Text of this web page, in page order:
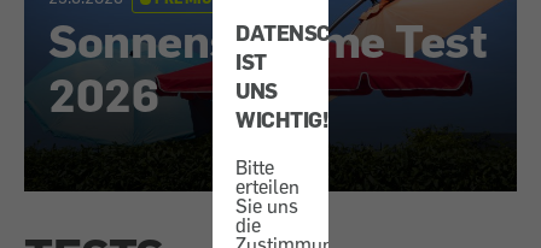
DATENSCHUTZ
IST
UNS
WICHTIG!
Bitte
erteilen
Sie uns
die
Sonnenschirme Test
2026